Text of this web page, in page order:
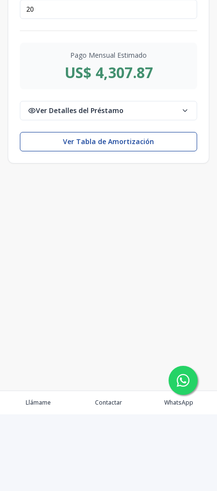
Pago Mensual Estimado
US$ 4,307.87
Ver Detalles del Préstamo
Ver Tabla de Amortización
Llámame Contactar WhatsApp